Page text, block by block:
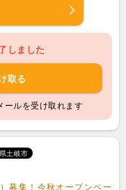
しました
取る
ールを受け取れます
土岐市
募集！今秋オープンベー